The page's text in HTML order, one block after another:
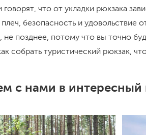
что от укладки рюкзака
безопасность и удовольствие
, не позднее, потому что вы точно
собрать туристический рюкзак,
с нами в интересный